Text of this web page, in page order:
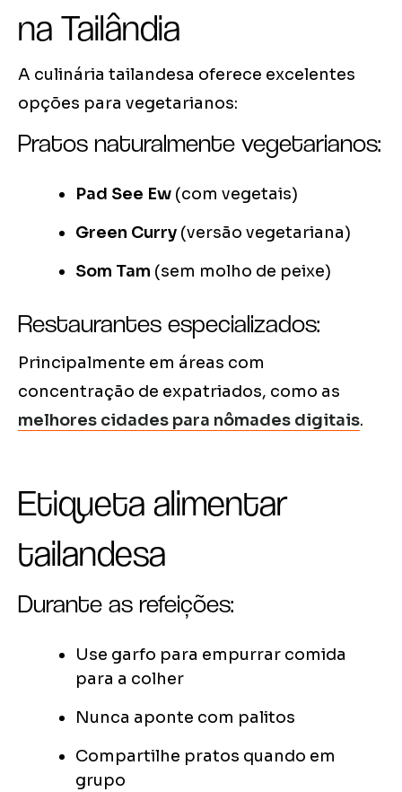
na Tailândia
A culinária tailandesa oferece excelentes
opções para vegetarianos:
Pratos naturalmente vegetarianos:
Pad See Ew (com vegetais)
Green Curry (versão vegetariana)
Som Tam (sem molho de peixe)
Restaurantes especializados:
Principalmente em áreas com
concentração de expatriados, como as
melhores cidades para nômades digitais.
Etiqueta alimentar
tailandesa
Durante as refeições:
Use garfo para empurrar comida
para a colher
Nunca aponte com palitos
Compartilhe pratos quando em
grupo